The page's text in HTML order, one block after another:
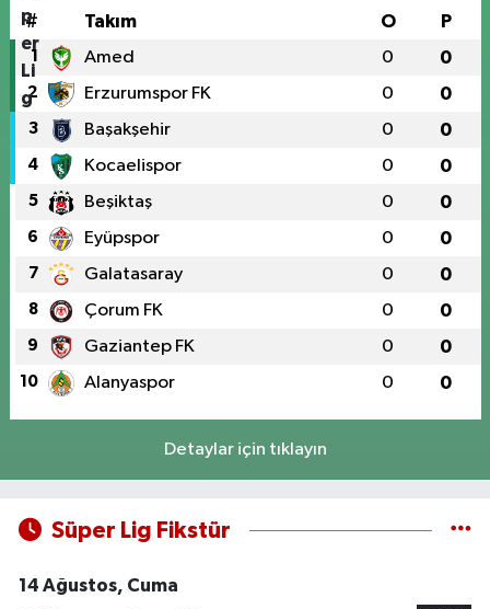
# Takım O P
1 Amed 0 0
2 Erzurumspor FK 0 0
3 Başakşehir 0 0
4 Kocaelispor 0 0
5 Beşiktaş 0 0
6 Eyüpspor 0 0
7 Galatasaray 0 0
8 Çorum FK 0 0
9 Gaziantep FK 0 0
10 Alanyaspor 0 0
Detaylar için tıklayın
Süper Lig Fikstür
14 Ağustos, Cuma